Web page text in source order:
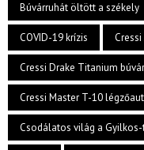
Búvárruhát öltött a székely
COVID-19 krízis
Cressi Drake Titanium
Cressi Master T-10
Csodálatos világ a